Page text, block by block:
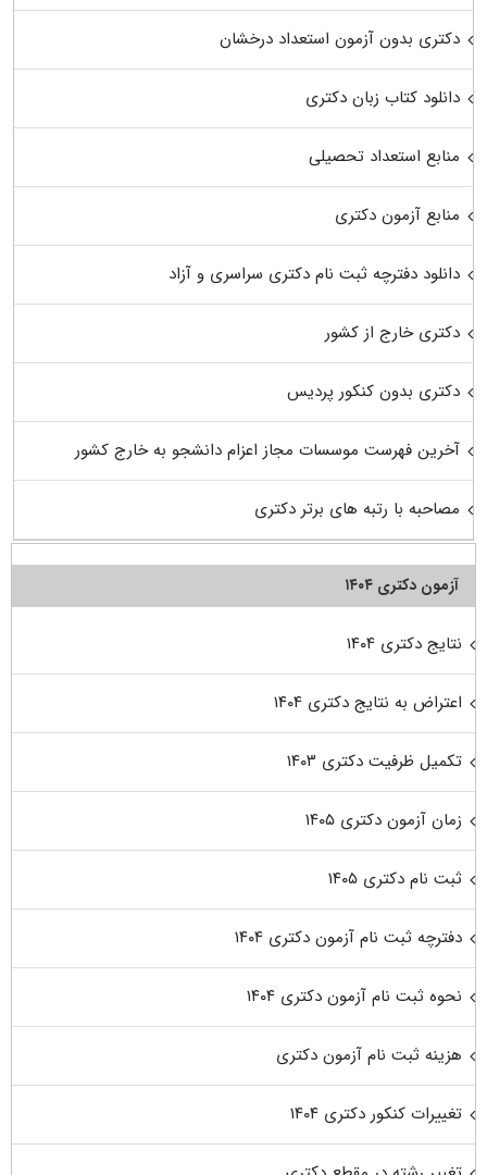
دکتری بدون آزمون استعداد درخشان
دانلود کتاب زبان دکتری
منابع استعداد تحصیلی
منابع آزمون دکتری
دانلود دفترچه ثبت نام دکتری سراسری و آزاد
دکتری خارج از کشور
دکتری بدون کنکور پردیس
آخرین فهرست موسسات مجاز اعزام دانشجو به خارج کشور
مصاحبه با رتبه های برتر دکتری
آزمون دکتری ۱۴۰۴
نتایج دکتری ۱۴۰۴
اعتراض به نتایج دکتری ۱۴۰۴
تکمیل ظرفیت دکتری ۱۴۰۳
زمان آزمون دکتری ۱۴۰۵
ثبت نام دکتری ۱۴۰۵
دفترچه ثبت نام آزمون دکتری ۱۴۰۴
نحوه ثبت نام آزمون دکتری ۱۴۰۴
هزینه ثبت نام آزمون دکتری
تغییرات کنکور دکتری ۱۴۰۴